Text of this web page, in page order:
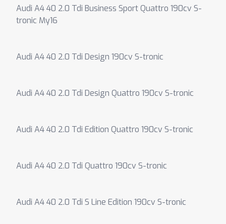
Audi A4 40 2.0 Tdi Business Sport Quattro 190cv S-
tronic My16
Audi A4 40 2.0 Tdi Design 190cv S-tronic
Audi A4 40 2.0 Tdi Design Quattro 190cv S-tronic
Audi A4 40 2.0 Tdi Edition Quattro 190cv S-tronic
Audi A4 40 2.0 Tdi Quattro 190cv S-tronic
Audi A4 40 2.0 Tdi S Line Edition 190cv S-tronic